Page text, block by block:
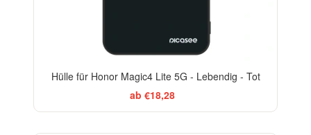
Hülle für Honor Magic4 Lite 5G - Lebendig - Tot
ab €18,28